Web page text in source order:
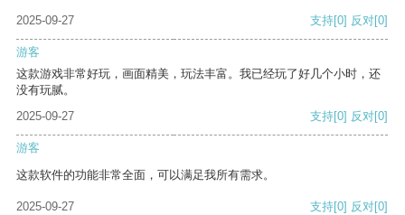
2025-09-27 支持[0] 反对[0]
游客
这款游戏非常好玩，画面精美，玩法丰富。我已经玩了好几个小时，还
没有玩腻。
2025-09-27
支持[0] 反对[0]
游客
这款软件的功能非常全面，可以满足我所有需求。
2025-09-27 支持[0] 反对[0]